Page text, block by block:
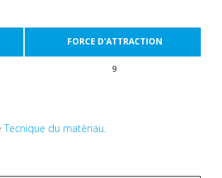
FORCE D'ATTRACTION
9
Tecnique du matèriau.